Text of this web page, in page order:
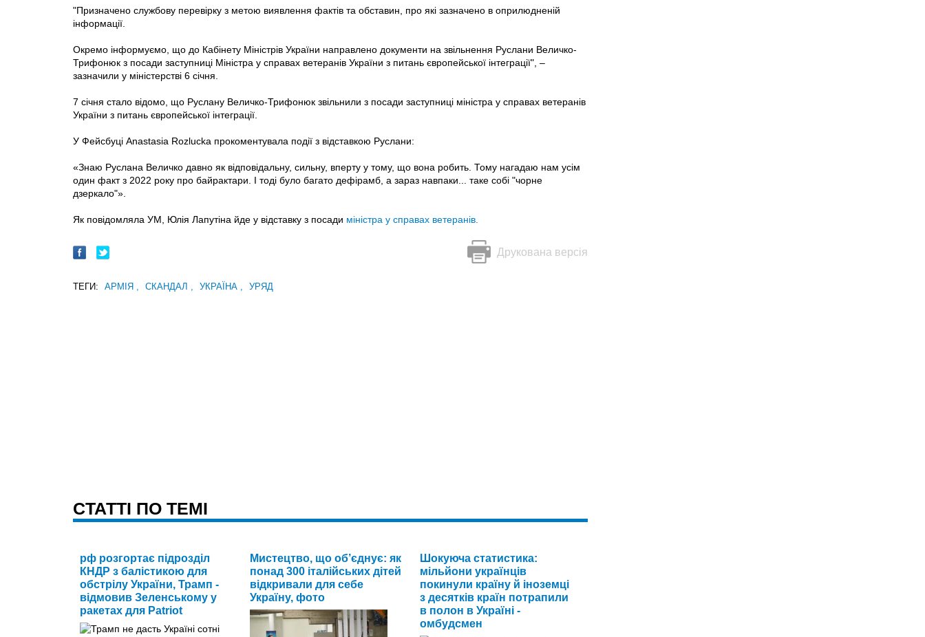
"Призначено службову перевірку з метою виявлення фактів та обставин, про які зазначено в оприлюдненій
інформації.
Окремо інформуємо, що до Кабінету Міністрів України направлено документи на звільнення Руслани Величко-
Трифонюк з посади заступниці Міністра у справах ветеранів України з питань європейської інтеграції", –
зазначили у міністерстві 6 січня.
7 січня стало відомо, що Руслану Величко-Трифонюк звільнили з посади заступниці міністра у справах ветеранів
України з питань європейської інтеграції.
У Фейсбуці Anastasia Rozlucka прокоментувала події з відставкою Руслани:
«Знаю Руслана Величко давно як відповідальну, сильну, вперту у тому, що вона робить. Тому нагадаю нам усім
один факт з 2022 року про байрактари. І тоді було багато дефірамб, а зараз навпаки... таке собі "чорне
дзеркало"».
Як повідомляла УМ, Юлія Лапутіна йде у відставку з посади міністра у справах ветеранів.
Друкована версія
ТЕГИ: АРМІЯ СКАНДАЛ УКРАЇНА УРЯД
CТАТТІ ПО ТЕМІ
рф розгортає підрозділ
КНДР з балістикою для
обстрілу України, Трамп -
відмовив Зеленському у
ракетах для Patriot
Мистецтво, що об’єднує: як
понад 300 італійських дітей
відкривали для себе
Україну, фото
Шокуюча статистика:
мільйони українців
покинули країну й іноземці
з десятків країн потрапили
в полон в Україні -
омбудсмен